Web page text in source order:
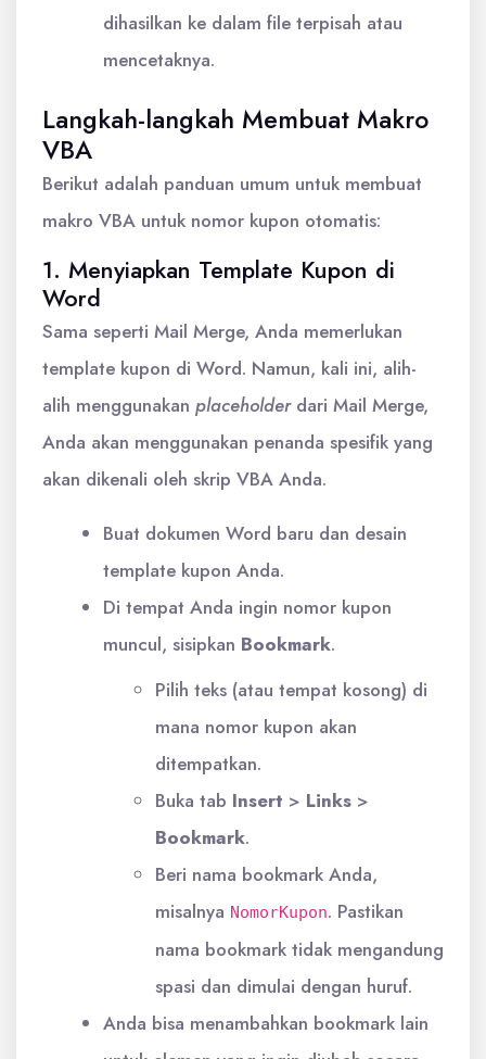
dihasilkan ke dalam file terpisah atau
mencetaknya.
Langkah-langkah Membuat Makro
VBA
Berikut adalah panduan umum untuk membuat
makro VBA untuk nomor kupon otomatis:
1. Menyiapkan Template Kupon di
Word
Sama seperti Mail Merge, Anda memerlukan
template kupon di Word. Namun, kali ini, alih-
alih menggunakan placeholderdari Mail Merge,
Anda akan menggunakan penanda spesifik yang
akan dikenali oleh skrip VBA Anda.
Buat dokumen Word baru dan desain
template kupon Anda.
Di tempat Anda ingin nomor kupon
muncul, sisipkan Bookmark.
Pilih teks (atau tempat kosong) di
mana nomor kupon akan
ditempatkan.
Buka tab Insert > Links >
Bookmark.
Beri nama bookmark Anda,
misalnya NomorKupon. Pastikan
nama bookmark tidak mengandung
spasi dan dimulai dengan huruf.
Anda bisa menambahkan bookmark lain